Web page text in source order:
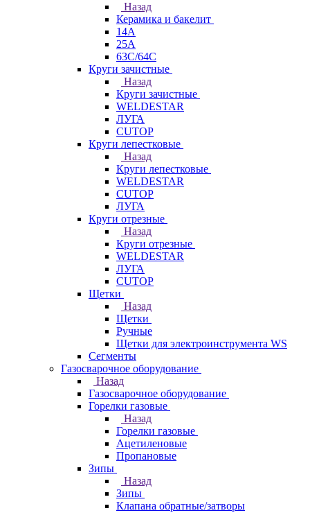
Назад
Керамика и бакелит
14А
25А
63С/64С
Круги зачистные
Назад
Круги зачистные
WELDESTAR
ЛУГА
CUTOP
Круги лепестковые
Назад
Круги лепестковые
WELDESTAR
CUTOP
ЛУГА
Круги отрезные
Назад
Круги отрезные
WELDESTAR
ЛУГА
CUTOP
Щетки
Назад
Щетки
Ручные
Щетки для электроинструмента WS
Сегменты
Газосварочное оборудование
Назад
Газосварочное оборудование
Горелки газовые
Назад
Горелки газовые
Ацетиленовые
Пропановые
Зипы
Назад
Зипы
Клапана обратные/затворы